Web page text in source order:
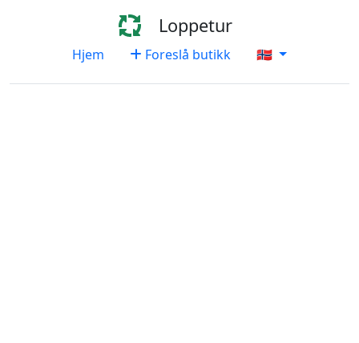
Loppetur
Hjem Foreslå butikk 🇳🇴